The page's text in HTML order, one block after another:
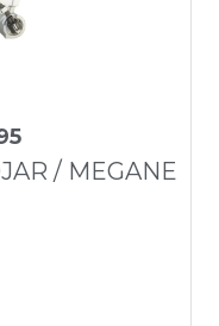
/ MEGANE